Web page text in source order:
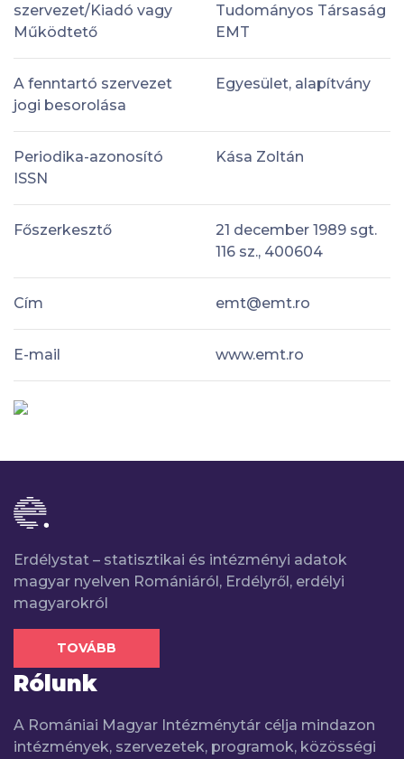
szervezet/Kiadó vagy
Működtető
Tudományos Társaság
EMT
A fenntartó szervezet
jogi besorolása
Egyesület, alapítvány
Periodika-azonosító
ISSN
Kása Zoltán
Főszerkesztő
21 december 1989 sgt.
116 sz., 400604
Cím emt@emt.ro
E-mail www.emt.ro
Erdélystat – statisztikai és intézményi adatok
magyar nyelven Romániáról, Erdélyről, erdélyi
magyarokról
TOVÁBB
Rólunk
A Romániai Magyar Intézménytár célja mindazon
intézmények, szervezetek, programok, közösségi